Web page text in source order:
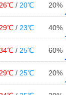
石川県 大気不安
雨で土砂災害
冷渦の影響で非
続で警報級大
26℃ / 20℃ 20%
29℃ / 23℃ 40%
/ 25℃ 60%
29℃ / 25℃ 20%